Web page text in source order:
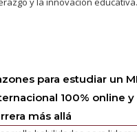
para estudiar un
100% online
más allá